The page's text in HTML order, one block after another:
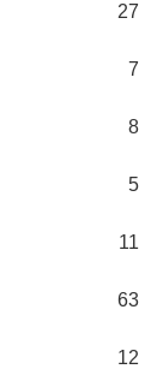
27
7
8
5
11
63
12